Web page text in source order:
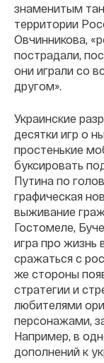
знаменитым
территории
Овчинникова,
пострадали,
они играли со
другом».
Украинские
десятки игр о
простенькие
буксировать
Путина по
графическая
выживание
Гостомеле,
игра про жизнь
сражаться с
же стороны
стратегии и
любителями
персонажами,
Например, в
дополнений к